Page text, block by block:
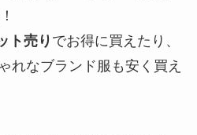
ト売りでお得に買えたり、
れなブランド服も安く買え